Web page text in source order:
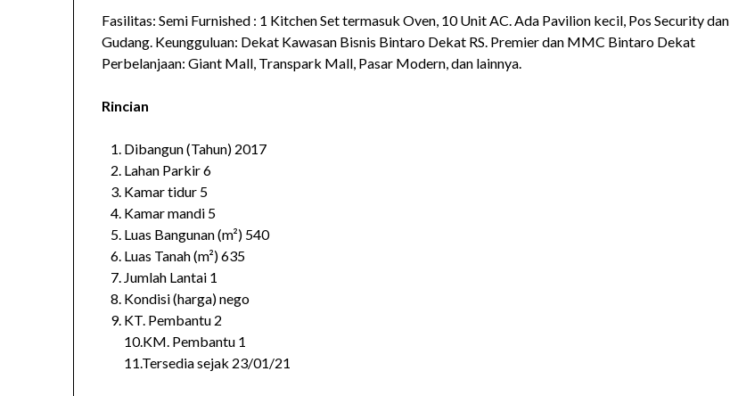
Fasilitas: Semi Furnished : 1 Kitchen Set termasuk Oven, 10 Unit AC. Ada Pavilion kecil, Pos Security dan
Gudang. Keungguluan: Dekat Kawasan Bisnis Bintaro Dekat RS. Premier dan MMC Bintaro Dekat
Perbelanjaan: Giant Mall, Transpark Mall, Pasar Modern, dan lainnya.
Rincian
Dibangun (Tahun) 2017
Lahan Parkir 6
Kamar tidur 5
Kamar mandi 5
Luas Bangunan (m²) 540
Luas Tanah (m²) 635
Jumlah Lantai 1
Kondisi (harga) nego
KT. Pembantu 2
10.KM. Pembantu 1
11.Tersedia sejak 23/01/21